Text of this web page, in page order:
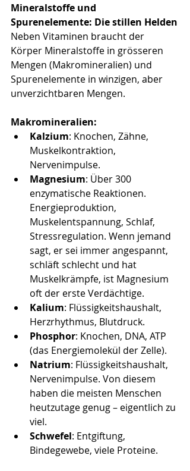
Mineralstoffe und
Spurenelemente: Die stillen Helden
Neben Vitaminen braucht der
Körper Mineralstoffe in grösseren
Mengen (Makromineralien) und
Spurenelemente in winzigen, aber
unverzichtbaren Mengen.
Makromineralien:
Kalzium: Knochen, Zähne,
Muskelkontraktion,
Nervenimpulse.
Magnesium: Über 300
enzymatische Reaktionen.
Energieproduktion,
Muskelentspannung, Schlaf,
Stressregulation. Wenn jemand
sagt, er sei immer angespannt,
schläft schlecht und hat
Muskelkrämpfe, ist Magnesium
oft der erste Verdächtige.
Kalium: Flüssigkeitshaushalt,
Herzrhythmus, Blutdruck.
Phosphor: Knochen, DNA, ATP
(das Energiemolekül der Zelle).
Natrium: Flüssigkeitshaushalt,
Nervenimpulse. Von diesem
haben die meisten Menschen
heutzutage genug – eigentlich zu
viel.
Schwefel: Entgiftung,
Bindegewebe, viele Proteine.